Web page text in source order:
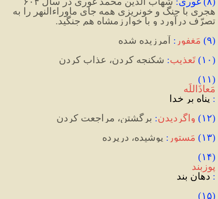
تصرّف درآورد و با خوارزمشاه هم جنگید.
(۹) مَغفور : آمرزیده شده
(۱۰) تَعذیب: شکنجه کردن، عذاب کردن
(۱۱)
مَعاذَاللَه
: پناه بر خدا
(۱۲) واگردیدن: برگشتن، مراجعت کردن
(۱۳) مَستور : پوشیده، درپرده
(۱۴)
پوزبند
: دهان بند
(۱۵)